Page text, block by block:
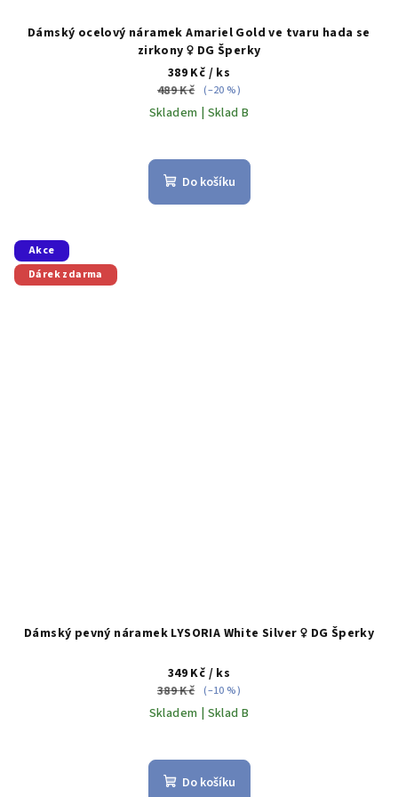
Dámský ocelový náramek Amariel Gold ve tvaru hada se
zirkony ♀️ DG Šperky
389 Kč / ks
489 Kč (–20 %)
Skladem | Sklad B
Do košíku
Akce
Dárek zdarma
Dámský pevný náramek LYSORIA White Silver ♀️ DG Šperky
349 Kč / ks
389 Kč (–10 %)
Skladem | Sklad B
Do košíku